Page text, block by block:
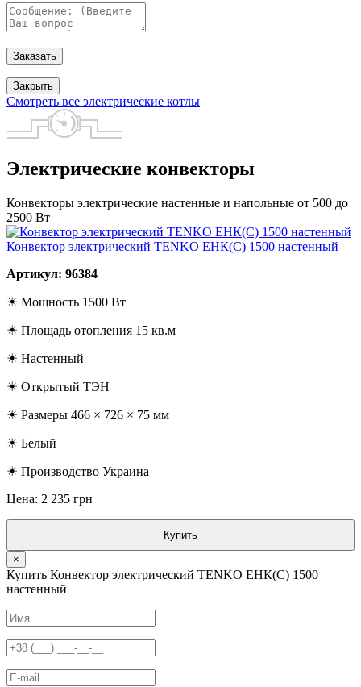
Заказать
Закрыть
Смотреть все электрические котлы
Электрические конвекторы
Конвекторы электрические настенные и напольные от 500 до
2500 Вт
Конвектор электрический TENKO ЕНК(С) 1500 настенный
Артикул: 96384
☀ Мощность 1500 Вт
☀ Площадь отопления 15 кв.м
☀ Настенный
☀ Открытый ТЭН
☀ Размеры 466 × 726 × 75 мм
☀ Белый
☀ Производство Украина
Цена: 2 235 грн
Купить
×
Купить Конвектор электрический TENKO ЕНК(С) 1500
настенный